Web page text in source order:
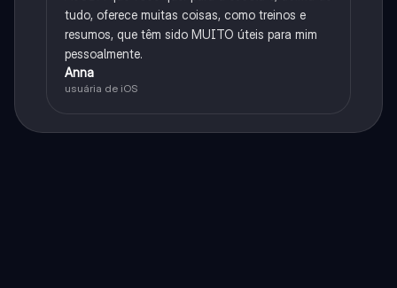
tudo, oferece muitas coisas, como treinos e
resumos, que têm sido MUITO úteis para mim
pessoalmente.
Anna
usuária de iOS